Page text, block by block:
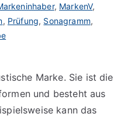
, MarkenV,
, Prüfung, Sonagramm,
Marke. Sie ist die
und besteht aus
kann das